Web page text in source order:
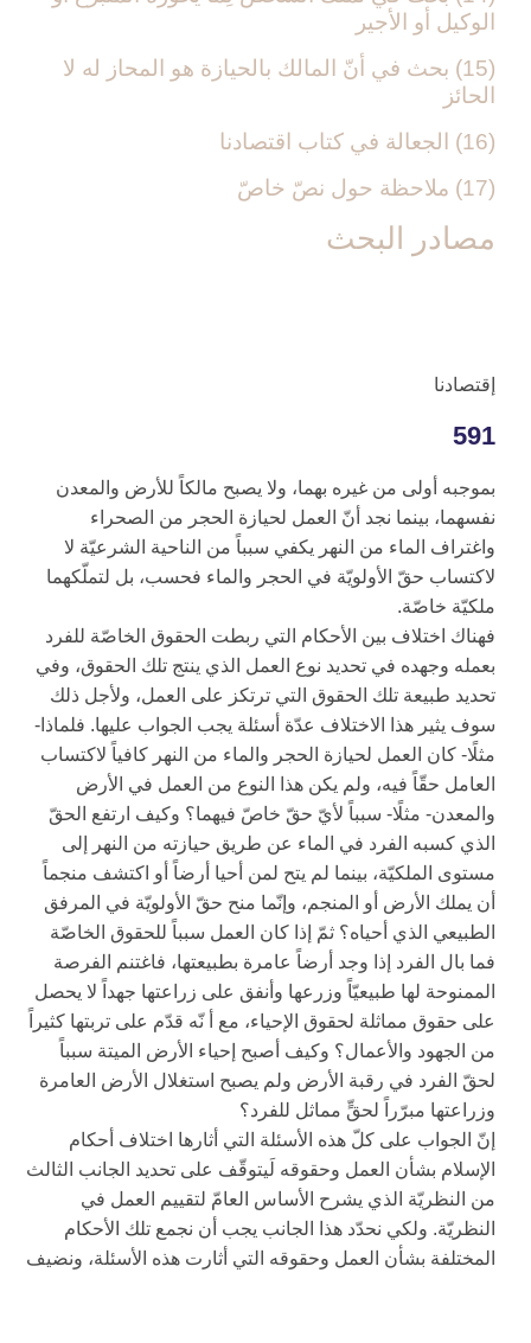
الوكيل أو الأجير
(15) بحث في أنّ المالك بالحيازة هو المحاز له لا
الحائز
(16) الجعالة في كتاب اقتصادنا
(17) ملاحظة حول نصّ خاصّ‏
مصادر البحث‏
إقتصادنا
591
بموجبه أولى من غيره بهما، ولا يصبح مالكاً للأرض والمعدن
نفسهما، بينما نجد أنّ العمل لحيازة الحجر من الصحراء
واغتراف الماء من النهر يكفي سبباً من الناحية الشرعيّة لا
لاكتساب حقّ الأولويّة في الحجر والماء فحسب، بل لتملّكهما
ملكيّة خاصّة.
فهناك اختلاف بين الأحكام التي ربطت الحقوق الخاصّة للفرد
بعمله وجهده في تحديد نوع العمل الذي ينتج تلك الحقوق، وفي
تحديد طبيعة تلك الحقوق التي ترتكز على العمل، ولأجل ذلك
سوف يثير هذا الاختلاف عدّة أسئلة يجب الجواب عليها. فلماذا-
مثلًا- كان العمل لحيازة الحجر والماء من النهر كافياً لاكتساب
العامل حقّاً فيه، ولم يكن هذا النوع من العمل في الأرض
والمعدن- مثلًا- سبباً لأيّ حقّ خاصّ فيهما؟ وكيف ارتفع الحقّ
الذي كسبه الفرد في الماء عن طريق حيازته من النهر إلى
مستوى الملكيّة، بينما لم يتح لمن أحيا أرضاً أو اكتشف منجماً
أن يملك الأرض أو المنجم، وإنّما منح حقّ الأولويّة في المرفق
الطبيعي الذي أحياه؟ ثمّ إذا كان العمل سبباً للحقوق الخاصّة
فما بال الفرد إذا وجد أرضاً عامرة بطبيعتها، فاغتنم الفرصة
الممنوحة لها طبيعيّاً وزرعها وأنفق على زراعتها جهداً لا يحصل
على حقوق مماثلة لحقوق الإحياء، مع أ نّه قدّم على تربتها كثيراً
من الجهود والأعمال؟ وكيف أصبح إحياء الأرض الميتة سبباً
لحقّ الفرد في رقبة الأرض ولم يصبح استغلال الأرض العامرة
وزراعتها مبرّراً لحقٍّ مماثل للفرد؟
إنّ الجواب على كلّ هذه الأسئلة التي أثارها اختلاف أحكام
الإسلام بشأن العمل وحقوقه لَيتوقّف على تحديد الجانب الثالث
من النظريّة الذي يشرح الأساس العامّ لتقييم العمل في
النظريّة. ولكي نحدّد هذا الجانب يجب أن نجمع تلك الأحكام
المختلفة بشأن العمل وحقوقه التي أثارت هذه الأسئلة، ونضيف‏